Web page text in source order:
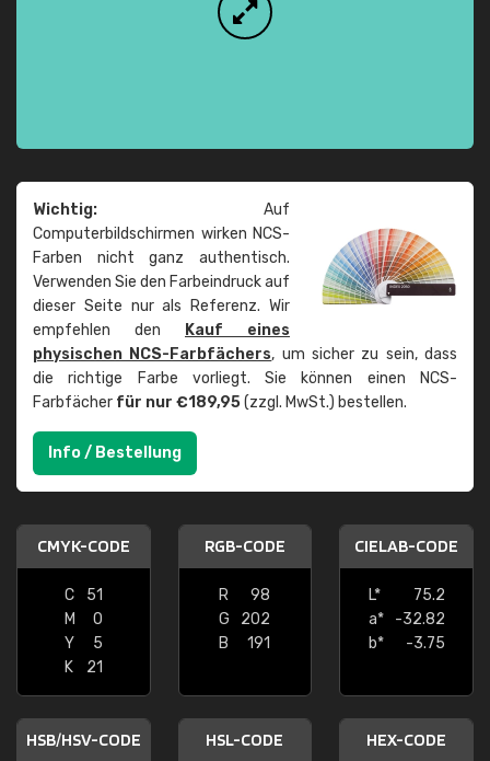
Wichtig: Auf
Computerbildschirmen wirken NCS-
Farben nicht ganz authentisch.
Verwenden Sie den Farbeindruck auf
dieser Seite nur als Referenz. Wir
empfehlen den
Kauf eines
physischen NCS-Farbfächers, um sicher zu sein, dass
die richtige Farbe vorliegt. Sie können einen NCS-
Farbfächer für nur €189,95(zzgl. MwSt.) bestellen.
Info / Bestellung
CMYK-CODE
C
51
M
0
Y
5
K
21
RGB-CODE
R
98
G
202
B
191
CIELAB-CODE
L*
75.2
a*
-32.82
b*
-3.75
HSB/HSV-CODE HSL-CODE HEX-CODE